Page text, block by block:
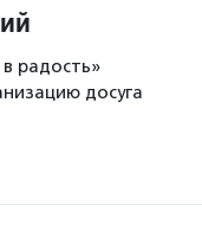
радость»
досуга